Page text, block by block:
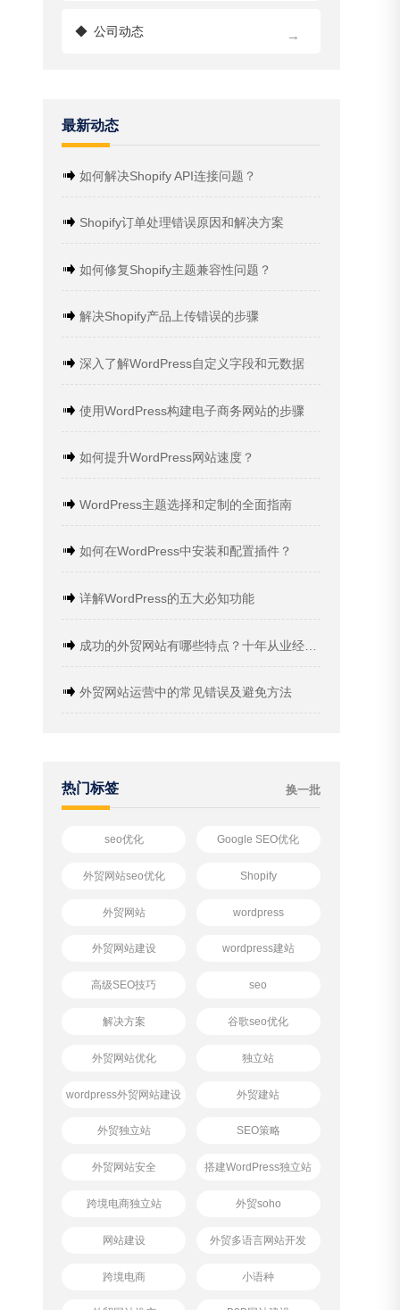
→
◆ 公司动态
最新动态
如何解决Shopify API连接问题？
Shopify订单处理错误原因和解决方案
如何修复Shopify主题兼容性问题？
解决Shopify产品上传错误的步骤
深入了解WordPress自定义字段和元数据
使用WordPress构建电子商务网站的步骤
如何提升WordPress网站速度？
WordPress主题选择和定制的全面指南
如何在WordPress中安装和配置插件？
详解WordPress的五大必知功能
成功的外贸网站有哪些特点？十年从业经验分享
外贸网站运营中的常见错误及避免方法
热门标签 换一批
seo优化 Google SEO优化
外贸网站seo优化 Shopify
外贸网站 wordpress
外贸网站建设 wordpress建站
高级SEO技巧 seo
解决方案 谷歌seo优化
外贸网站优化 独立站
wordpress外贸网站建设 外贸建站
外贸独立站 SEO策略
外贸网站安全 搭建WordPress独立站
跨境电商独立站 外贸soho
网站建设 外贸多语言网站开发
跨境电商 小语种